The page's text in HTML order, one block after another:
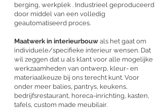
berging, werkplek . Industrieel geproduceerd
door middel van een volledig
geautomatiseerd proces.
Maatwerk in interieurbouw als het gaat om
individuele/specifieke interieur wensen. Dat
wil zeggen dat u als klant voor alle mogelijke
werkzaamheden van ontwerp, kleur- en
materiaalkeuze bij ons terecht kunt. Voor
onder meer balies, pantrys, keukens,
bedrijfsrestaurant, horeca-inrichting, kasten,
tafels, custom made meubilair.